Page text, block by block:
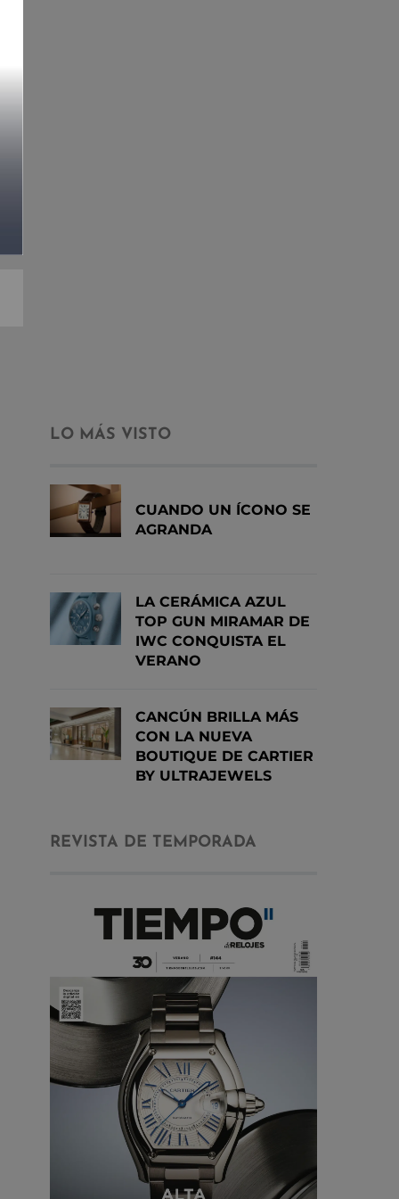
LO MÁS VISTO
CUANDO UN ÍCONO SE
AGRANDA
LA CERÁMICA AZUL
TOP GUN MIRAMAR DE
IWC CONQUISTA EL
VERANO
CANCÚN BRILLA MÁS
CON LA NUEVA
BOUTIQUE DE CARTIER
BY ULTRAJEWELS
REVISTA DE TEMPORADA